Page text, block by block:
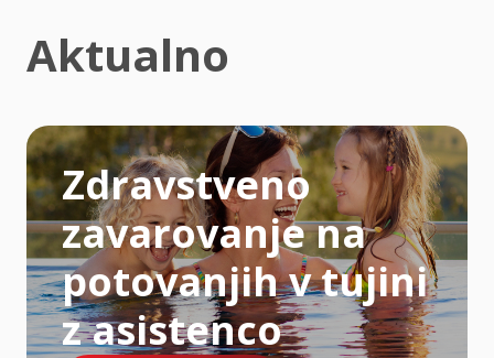
Aktualno
Zdravstveno
zavarovanje na
potovanjih v tujini
z asistenco